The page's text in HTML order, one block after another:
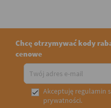
Chcę otrzymywać kody
cenowe
 Akceptuję regulamin
prywatności.